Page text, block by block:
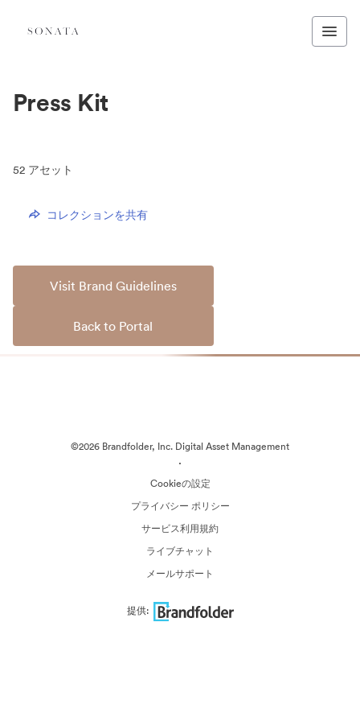
Press Kit
52 アセット
コレクションを共有
Visit Brand Guidelines
Back to Portal
©2026 Brandfolder, Inc. Digital Asset Management
·
Cookieの設定
プライバシー ポリシー
サービス利用規約
ライブチャット
メールサポート
提供: